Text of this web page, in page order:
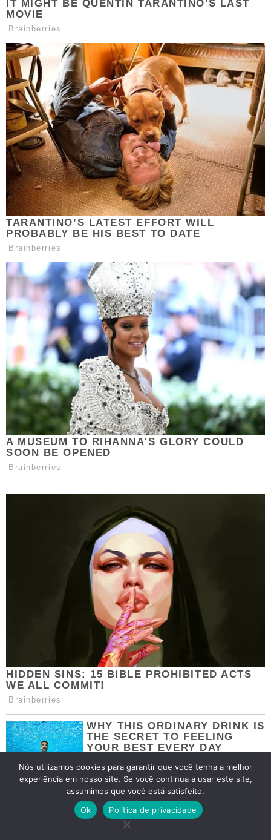
Nós utilizamos cookies para garantir que você tenha a melhor
experiência em nosso site. Se você continua a usar este site,
assumimos que você está satisfeito.
Ok
Política de privacidade